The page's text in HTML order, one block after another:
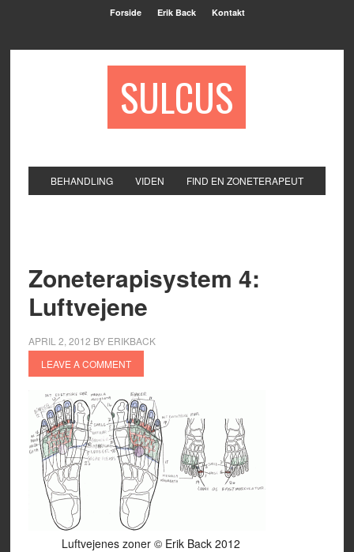
Forside Erik Back Kontakt
SULCUS
BEHANDLING VIDEN FIND EN ZONETERAPEUT
Zoneterapisystem 4:
Luftvejene
APRIL 2, 2012 BY ERIKBACK
LEAVE A COMMENT
Luftvejenes zoner © Erik Back 2012